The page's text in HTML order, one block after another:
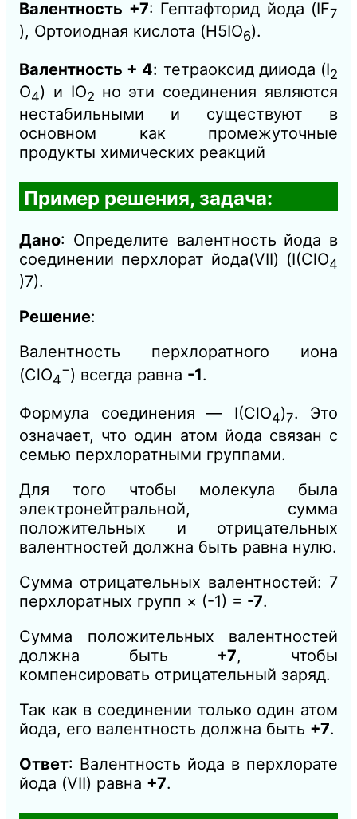
Валентность +7: Гептафторид йода (IF7
), Ортоиодная кислота (H5​IO6​).
Валентность + 4: тетраоксид дииода (I2
O4) и IO2 но эти соединения являются
нестабильными и существуют в
основном как промежуточные
продукты химических реакций
Пример решения, задача:
Дано: Определите валентность йода в
соединении перхлорат йода(VII) (I(ClO4
)7​).
Решение:
Валентность перхлоратного иона
(ClO4
−​) всегда равна -1.
Формула соединения — I(ClO4​)7​. Это
означает, что один атом йода связан с
семью перхлоратными группами.
Для того чтобы молекула была
электронейтральной, сумма
положительных и отрицательных
валентностей должна быть равна нулю.
Сумма отрицательных валентностей: 7
перхлоратных групп × (-1) = -7.
Сумма положительных валентностей
должна быть +7, чтобы
компенсировать отрицательный заряд.
Так как в соединении только один атом
йода, его валентность должна быть +7.
Ответ: Валентность йода в перхлорате
йода (VII) равна +7.